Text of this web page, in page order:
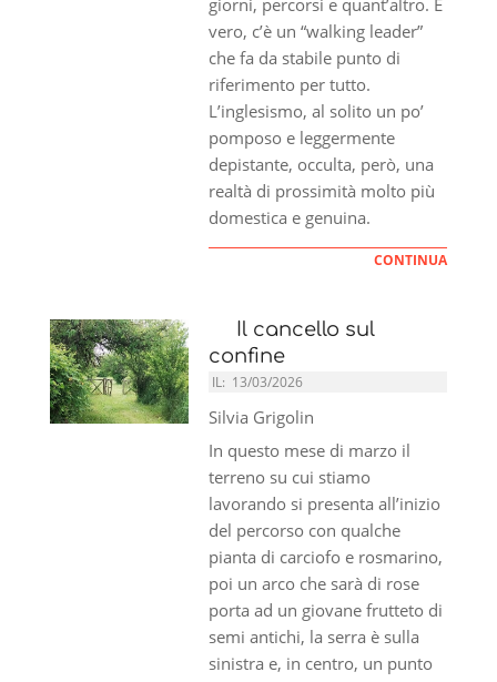
giorni, percorsi e quant’altro. È
vero, c’è un “walking leader”
che fa da stabile punto di
riferimento per tutto.
L’inglesismo, al solito un po’
pomposo e leggermente
depistante, occulta, però, una
realtà di prossimità molto più
domestica e genuina.
CONTINUA
Il cancello sul
confine
IL: 13/03/2026
Silvia Grigolin
In questo mese di marzo il
terreno su cui stiamo
lavorando si presenta all’inizio
del percorso con qualche
pianta di carciofo e rosmarino,
poi un arco che sarà di rose
porta ad un giovane frutteto di
semi antichi, la serra è sulla
sinistra e, in centro, un punto